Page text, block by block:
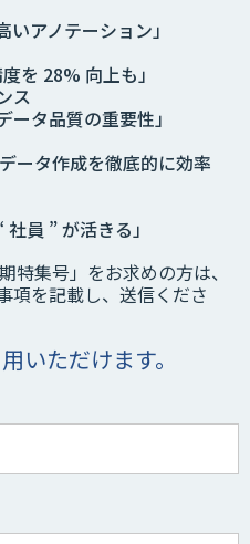
アノテーション」
を 28% 向上も」
ス
タ品質の重要性」
ータ作成を徹底的に効率
員 ” が活きる」
特集号」をお求めの方は、
項を記載し、送信くださ
いただけます。